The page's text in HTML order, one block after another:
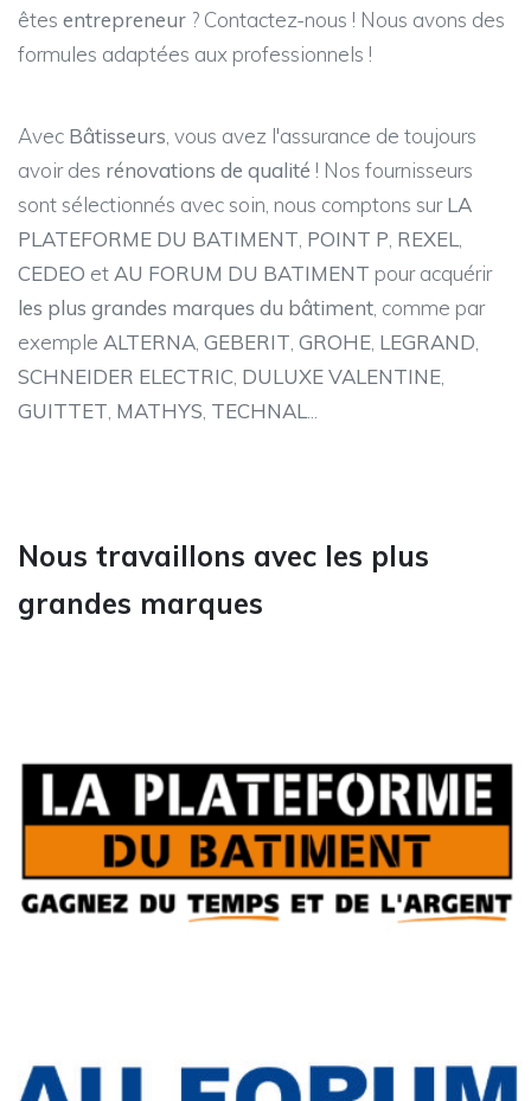
êtes entrepreneur ? Contactez-nous ! Nous avons des
formules adaptées aux professionnels !
Avec Bâtisseurs, vous avez l'assurance de toujours
avoir des rénovations de qualité ! Nos fournisseurs
sont sélectionnés avec soin, nous comptons surLA
PLATEFORME DU BATIMENT, POINT P, REXEL,
CEDEO etAU FORUM DU BATIMENT pour acquérir
les plus grandes marques du bâtiment, comme par
exemple ALTERNA, GEBERIT, GROHE, LEGRAND,
SCHNEIDER ELECTRIC, DULUXE VALENTINE,
GUITTET, MATHYS, TECHNAL...
Nous travaillons avec les plus
grandes marques